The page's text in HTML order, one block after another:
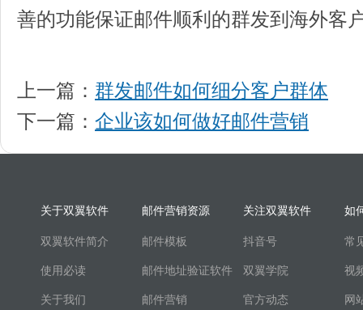
善的功能保证邮件顺利的群发到海外客
上一篇： 群发邮件如何细分客户群体
下一篇： 企业该如何做好邮件营销
关于双翼软件
双翼软件简介
使用必读
关于我们
邮件营销资源
邮件模板
邮件地址验证软件
邮件营销
关注双翼软件
抖音号
双翼学院
官方动态
如
常
视
网